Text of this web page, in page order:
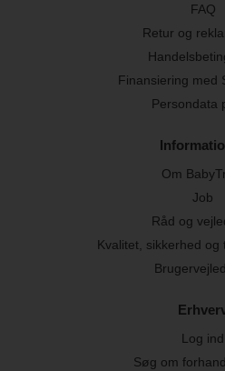
FAQ
Retur og
Finansiering med
Persondata
Om
Job
Råd og
Kvalitet, sikkerhed og
Log ind
Søg om